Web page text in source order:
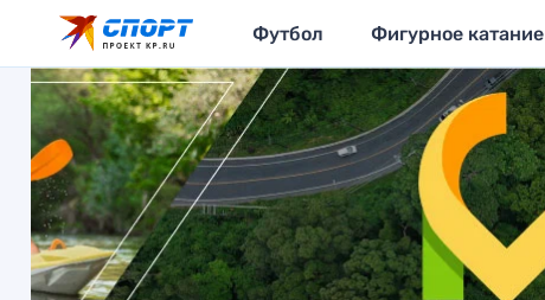
Футбол Фигурное катание